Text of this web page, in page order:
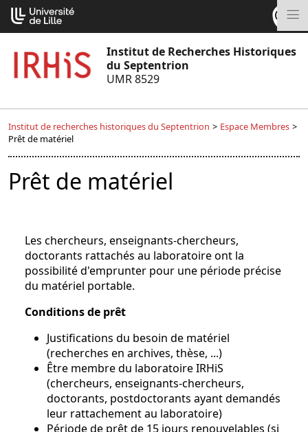
Aller
au
contenu
Institut de Recherches Historiques
du Septentrion
UMR 8529
Institut de recherches historiques du Septentrion > Espace Membres >
Prêt de matériel
Prêt de matériel
Les chercheurs, enseignants-chercheurs,
doctorants rattachés au laboratoire ont la
possibilité d'emprunter pour une période précise
du matériel portable.
Conditions de prêt
Justifications du besoin de matériel
(recherches en archives, thèse, ...)
Être membre du laboratoire IRHiS
(chercheurs, enseignants-chercheurs,
doctorants, postdoctorants ayant demandés
leur rattachement au laboratoire)
Période de prêt de 15 jours renouvelables (si
Cookies management panel